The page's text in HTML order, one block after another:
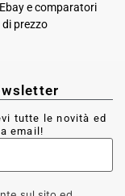
e comparatori
di prezzo
tutte le novità ed
email!